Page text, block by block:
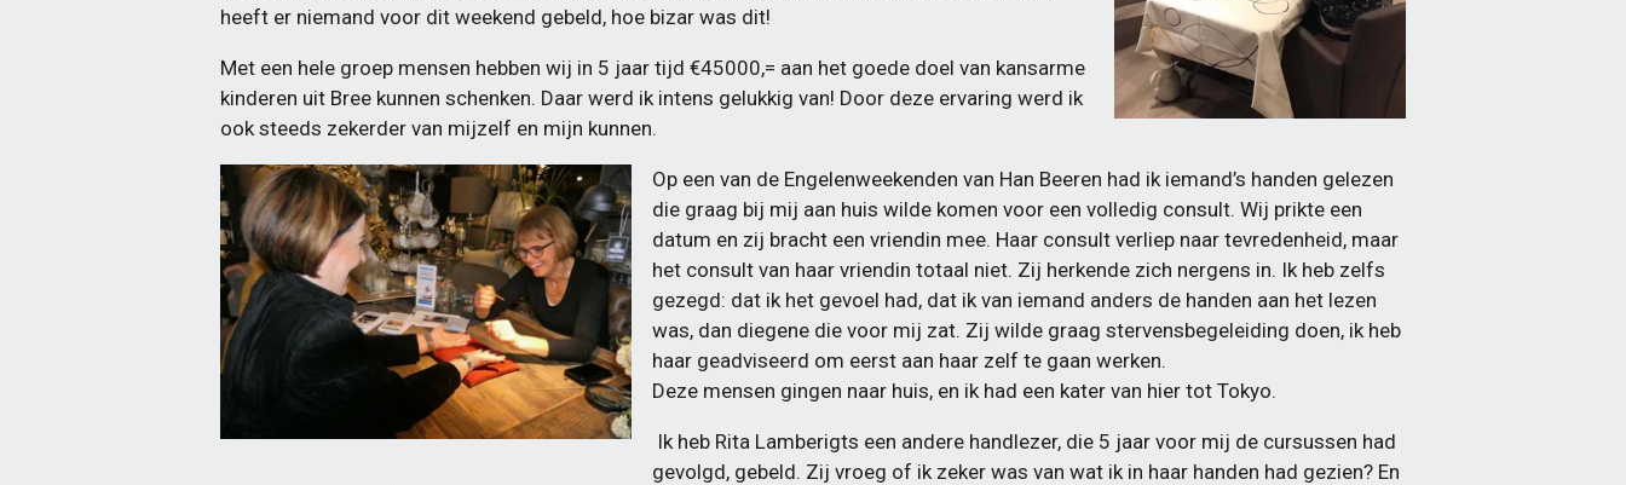
heeft er niemand voor dit weekend gebeld, hoe bizar was dit!
Met een hele groep mensen hebben wij in 5 jaar tijd €45000,= aan het goede doel van kansarme
kinderen uit Bree kunnen schenken. Daar werd ik intens gelukkig van! Door deze ervaring werd ik
ook steeds zekerder van mijzelf en mijn kunnen.
Op een van de Engelenweekenden van Han Beeren had ik iemand’s handen gelezen
die graag bij mij aan huis wilde komen voor een volledig consult. Wij prikte een
datum en zij bracht een vriendin mee. Haar consult verliep naar tevredenheid, maar
het consult van haar vriendin totaal niet. Zij herkende zich nergens in. Ik heb zelfs
gezegd: dat ik het gevoel had, dat ik van iemand anders de handen aan het lezen
was, dan diegene die voor mij zat. Zij wilde graag stervensbegeleiding doen, ik heb
haar geadviseerd om eerst aan haar zelf te gaan werken.
Deze mensen gingen naar huis, en ik had een kater van hier tot Tokyo.
Ik heb Rita Lamberigts een andere handlezer, die 5 jaar voor mij de cursussen had
gevolgd, gebeld. Zij vroeg of ik zeker was van wat ik in haar handen had gezien? En